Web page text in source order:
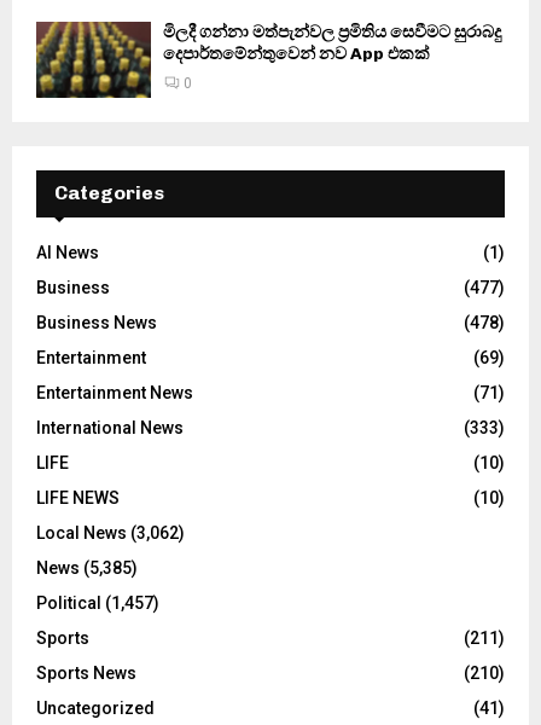
මිලදී ගන්නා මත්පැන්වල ප්‍රමිතිය සෙවීමට සුරාබදු
දෙපාර්තමේන්තුවෙන් නව App එකක්
0
Categories
AI News
(1)
Business
(477)
Business News
(478)
Entertainment
(69)
Entertainment News
(71)
International News
(333)
LIFE
(10)
LIFE NEWS
(10)
Local News (3,062)
News (5,385)
Political (1,457)
Sports
(211)
Sports News
(210)
Uncategorized
(41)